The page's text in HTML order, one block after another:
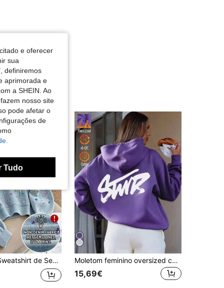
Inverno Colorida com Strass, Manga Comprida, Capuz e Cordão Moletom feminino oversized com estampa de letras, forro quente, cintura com cordão, casual, versátil, adequado para tempo frio, outono/inverno
15,69€
e oferecer
sua
definiremos
aprimorada e
a SHEIN. Ao
nosso site
pode afetar o
de
Tudo